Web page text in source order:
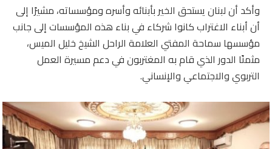
وأكد أن لبنان يستحق الخير بأبنائه وأسره ومؤسساته، مشيرًا إلى
أن أبناء الاغتراب كانوا شركاء في بناء هذه المؤسسات إلى جانب
مؤسسها سماحة المفتي العلامة الراحل الشيخ خليل الميس،
مثمنًا الدور الذي قام به المغتربون في دعم مسيرة العمل
التربوي والاجتماعي والإنساني.